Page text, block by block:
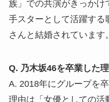
族」での共演がきっかけ
手スターとして活躍する
さんと結婚されています。
Q. 乃木坂46を卒業した
A. 2018年にグループを
理由は「女優としての活